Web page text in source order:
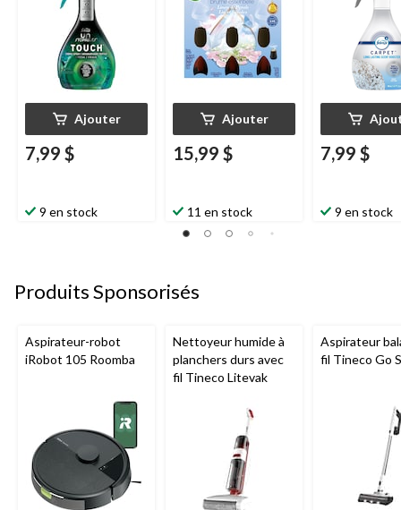
Ajouter
7,99 $
9 en stock
Ajouter
15,99 $
11 en stock
7,99 $
9 en stock
Produits Sponsorisés
Aspirateur-robot
iRobot 105 Roomba
Nettoyeur humide à
planchers durs avec
fil Tineco Litevak
Aspirateur
fil Tineco Go